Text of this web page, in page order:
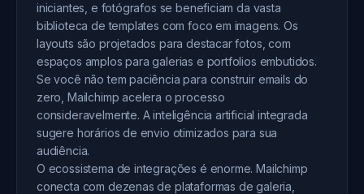
iniciantes, e fotógrafos se beneficiam da vasta
biblioteca de templates com foco em imagens. Os
layouts são projetados para destacar fotos, com
espaços amplos para galerias e portfolios embutidos.
Se você não tem paciência para construir emails do
zero, Mailchimp acelera o processo
consideravelmente. A inteligência artificial integrada
sugere horários de envio otimizados para sua
audiência.
O ecossistema de integrações é enorme. Mailchimp
conecta com dezenas de plataformas de galeria,